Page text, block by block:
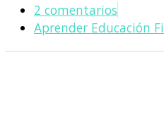
2 comentarios
Aprender Educación